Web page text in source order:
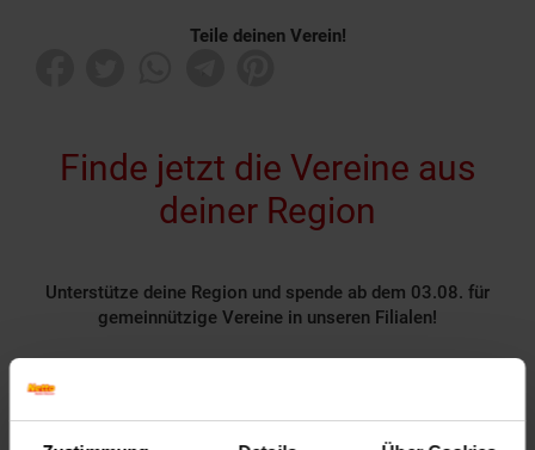
Teile deinen Verein!
Finde jetzt die Vereine aus
deiner Region
Unterstütze deine Region und spende ab dem 03.08. für
gemeinnützige Vereine in unseren Filialen!
Unterstützung.
Spende für einen Verein in deiner Region, indem du an der